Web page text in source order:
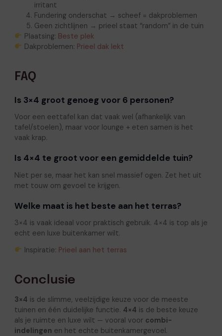
irritant
Fundering onderschat → scheef = dakproblemen
Geen zichtlijnen → prieel staat “random” in de tuin
Plaatsing: Beste plek
Dakproblemen: Prieel dak lekt
FAQ
Is 3×4 groot genoeg voor 6 personen?
Voor een eettafel kan dat vaak wel (afhankelijk van
tafel/stoelen), maar voor lounge + eten samen is het
vaak krap.
Is 4×4 te groot voor een gemiddelde tuin?
Niet per se, maar het kan snel massief ogen. Zet het uit
met touw om gevoel te krijgen.
Welke maat is het beste aan het terras?
3×4 is vaak ideaal voor praktisch gebruik. 4×4 is top als je
echt een luxe buitenkamer wilt.
Inspiratie: Prieel aan het terras
Conclusie
3×4 is de slimme, veelzijdige keuze voor de meeste
tuinen en één duidelijke functie. 4×4 is de beste keuze
als je ruimte en luxe wilt — vooral voor combi-
indelingen en het echte buitenkamergevoel.